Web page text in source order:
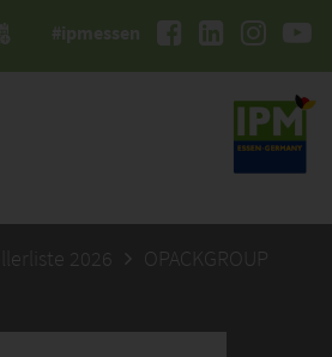
#ipmessen
2026 OPACKGROUP